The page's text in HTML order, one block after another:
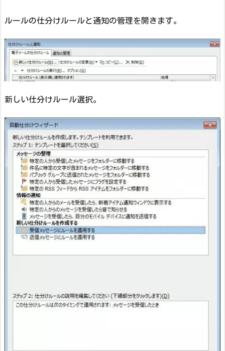
ルールの仕分けルールと通知の管理を開きます。
新しい仕分けルール選択。